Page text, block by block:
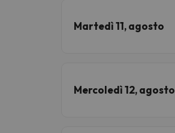
Martedì 11, agosto
Mercoledì 12, agosto